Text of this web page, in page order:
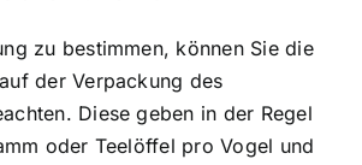
zu bestimmen, können Sie die
der Verpackung des
Diese geben in der Regel
oder Teelöffel pro Vogel und